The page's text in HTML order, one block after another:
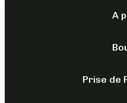
A
Prise de
MARLA